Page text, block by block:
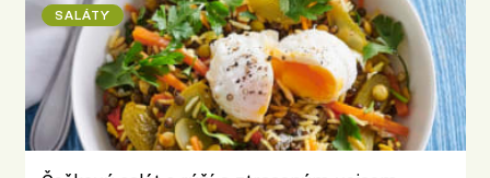
SALÁTY